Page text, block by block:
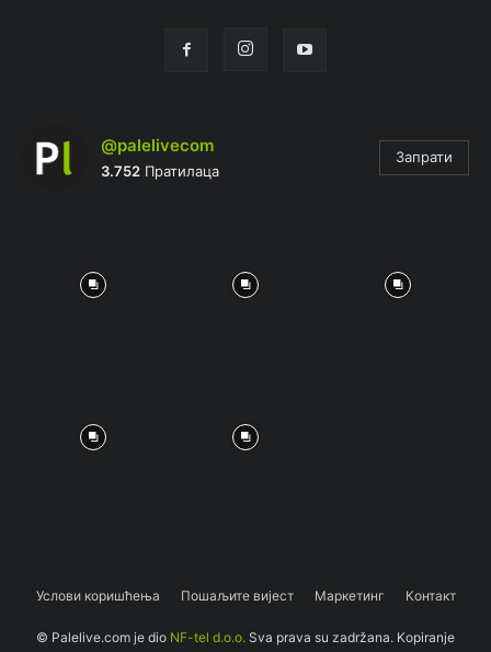
@palelivecom
3.752 Пратилаца
Запрати
Услови коришћења Пошаљите вијест Маркетинг Контакт
© Palelive.com je dio NF-tel d.o.o. Sva prava su zadržana. Kopiranje